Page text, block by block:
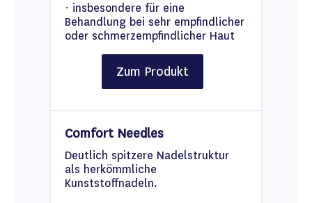
· insbesondere für eine
Behandlung bei sehr empfindlicher
oder schmerzempfindlicher Haut
Zum Produkt
Comfort Needles
Deutlich spitzere Nadelstruktur
als herkömmliche
Kunststoffnadeln.